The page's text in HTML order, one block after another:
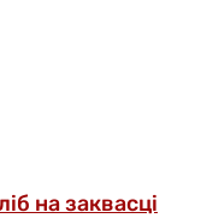
на заквасці